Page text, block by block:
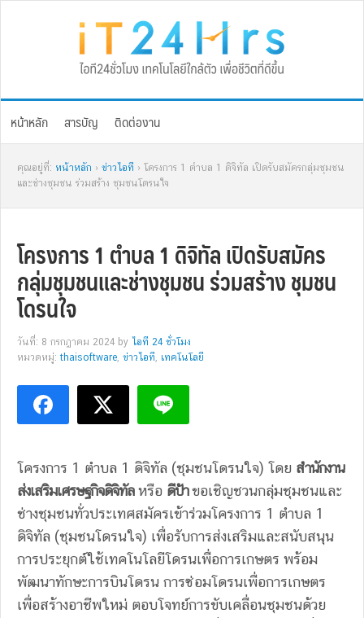
หน้าหลัก สารบัญ ติดต่องาน
คุณอยู่ที่: หน้าหลัก › ข่าวไอที › โครงการ 1 ตำบล 1 ดิจิทัล เปิดรับสมัครกลุ่มชุมชน
และช่างชุมชน ร่วมสร้าง ชุมชนโดรนใจ
โครงการ 1 ตำบล 1 ดิจิทัล เปิดรับสมัคร
กลุ่มชุมชนและช่างชุมชน ร่วมสร้าง ชุมชน
โดรนใจ
วันที่: 8 กรกฎาคม 2024 by ไอที 24 ชั่วโมง
หมวดหมู่:thaisoftware, ข่าวไอที, เทคโนโลยี
โครงการ 1 ตำบล 1 ดิจิทัล (ชุมชนโดรนใจ) โดย สำนักงาน
ส่งเสริมเศรษฐกิจดิจิทัลหรือ ดีป้าขอเชิญชวนกลุ่มชุมชนและ
ช่างชุมชนทั่วประเทศสมัครเข้าร่วมโครงการ 1 ตำบล 1
ดิจิทัล (ชุมชนโดรนใจ) เพื่อรับการส่งเสริมและสนับสนุน
การประยุกต์ใช้เทคโนโลยีโดรนเพื่อการเกษตร พร้อม
พัฒนาทักษะการบินโดรน การซ่อมโดรนเพื่อการเกษตร
เพื่อสร้างอาชีพใหม่ ตอบโจทย์การขับเคลื่อนชุมชนด้วย